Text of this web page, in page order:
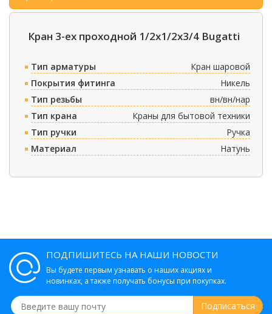
Кран 3-ех проходной 1/2х1/2х3/4 Bugatti
Тип арматуры
Кран шаровой
Покрытия фитинга
Никель
Тип резьбы
вн/вн/нар
Тип крана
Краны для бытовой техники
Тип ручки
Ручка
Материал
Натунь
ПОДПИШИТЕСЬ НА НАШИ НОВОСТИ
Вы будете первым узнавать о наших акциях и
новинках, а также получать бонусы при покупках.